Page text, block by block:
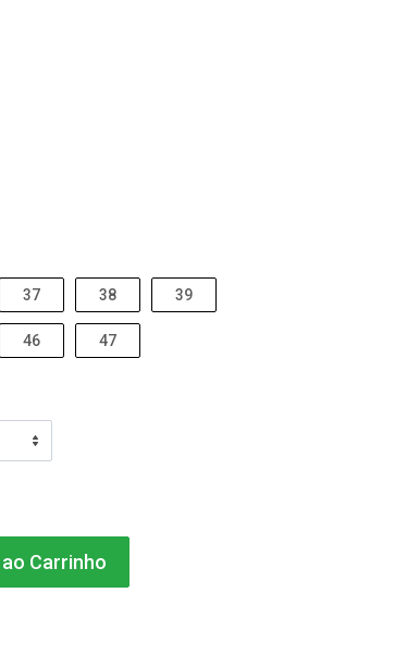
37 38 39
46 47
Carrinho